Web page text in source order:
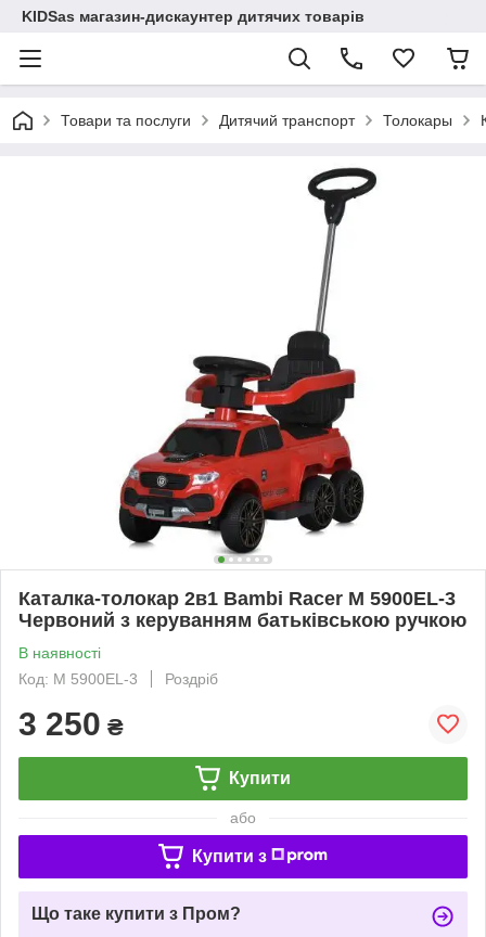
KIDSas магазин-дискаунтер дитячих товарів
Товари та послуги Дитячий транспорт Толокары
Каталка-толокар 2в1 Bambi Racer M 5900EL-3
Червоний з керуванням батьківською ручкою
В наявності
Код: M 5900EL-3
Роздріб
3 250 ₴
Купити
або
Купити з
Що таке купити з Пром?